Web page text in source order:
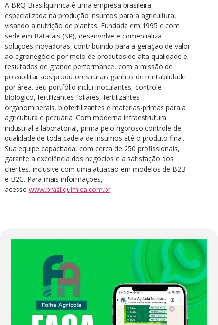
A BRQ Brasilquímica é uma empresa brasileira
especializada na produção insumos para a agricultura,
visando a nutrição de plantas. Fundada em 1995 e com
sede em Batatais (SP), desenvolve e comercializa
soluções inovadoras, contribuindo para a geração de valor
ao agronegócio por meio de produtos de alta qualidade e
resultados de grande performance, com a missão de
possibilitar aos produtores rurais ganhos de rentabilidade
por área. Seu portfólio inclui inoculantes, controle
biológico, fertilizantes foliares, fertilizantes
organominerais, biofertilizantes e matérias-primas para a
agricultura e pecuária. Com moderna infraestrutura
industrial e laboratorial, prima pelo rigoroso controle de
qualidade de toda cadeia de insumos até o produto final.
Sua equipe capacitada, com cerca de 250 profissionais,
garante a excelência dos negócios e a satisfação dos
clientes, inclusive com uma atuação em modelos de B2B
e B2C. Para mais informações,
acesse www.brasilquimica.com.br.